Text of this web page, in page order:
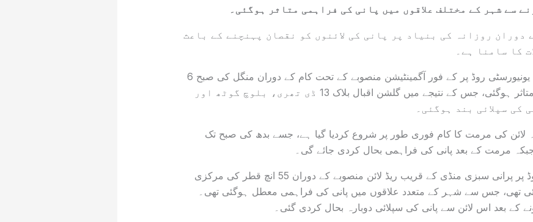
سے شہر کے مختلف علاقوں میں پانی کی فراہمی متاثر ہوگئی۔
دوران روزانہ کی بنیاد پر پانی کی لائنوں کو نقصان پہنچنے کے باعث
کا سامنا ہے۔
واٹر کارپوریشن کے مطابق یونیورسٹی روڈ پر کے فور آگمینٹیشن منصوبے کے تحت کام کے دوران منگل کی صبح 6
انچ قطر کی پانی کی لائن متاثر ہوگئی، جس کے نتیجے میں گلشن اقبال بلاک 13 ڈی تھری، بلوچ گوٹھ اور
کی سپلائی بند ہوگئی۔
لائن کی مرمت کا کام فوری طور پر شروع کردیا گیا ہے، جسے بدھ کی صبح تک
مرمت کے بعد پانی کی فراہمی بحال کردی جائے گی۔
اس سے قبل یونیورسٹی روڈ پر پرانی سبزی منڈی کے قریب ریڈ لائن منصوبے کے دوران 55 انچ قطر کی مرکزی
تھی، جس سے شہر کے متعدد علاقوں میں پانی کی فراہمی معطل ہوگئی تھی۔
کے بعد اس لائن سے پانی کی سپلائی دوبارہ بحال کردی گئی۔